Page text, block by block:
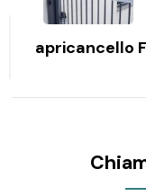
apricancello